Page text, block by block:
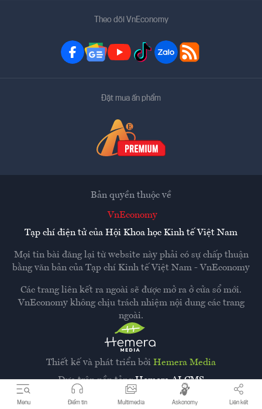
Menu Điểm tin Multimedia Askonomy Liên kết
Theo dõi VnEconomy
Đặt mua ấn phẩm
Thiết kế và phát triển bởi Hemera Media
Dựa trên nền tảngHemera AI CMS
Bản quyền thuộc về
VnEconomy
Tạp chí điện tử của Hội Khoa học Kinh tế Việt Nam
Mọi tin bài đăng lại từ website này phải có sự chấp thuận
bằng văn bản của Tạp chí Kinh tế Việt Nam - VnEconomy
Các trang liên kết ra ngoài sẽ được mở ra ở cửa sổ mới.
VnEconomy không chịu trách nhiệm nội dung các trang
ngoài.